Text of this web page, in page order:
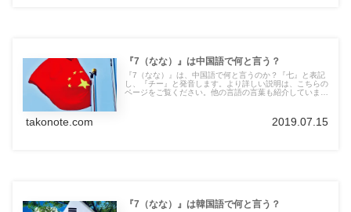
『7（なな）』は中国語で何と言う？
『7（なな）』は、中国語で何と言うのか？『七』と表記
し、『チー』と発音します。より詳しい説明は、こちらの
ページをご覧ください。他の言語の言葉も紹介していま
takonote.com 2019.07.15
『7（なな）』は韓国語で何と言う？